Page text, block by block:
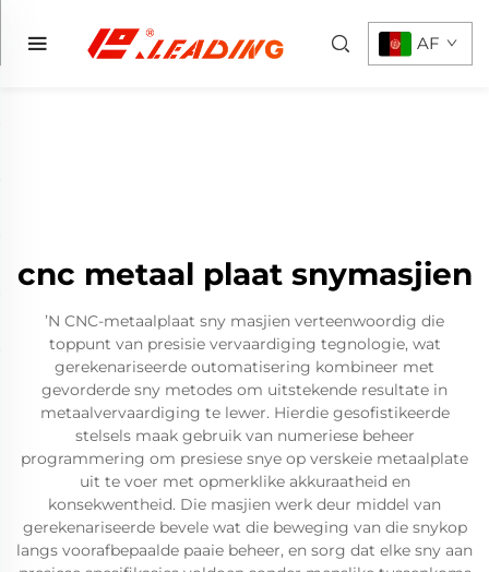
AF
cnc metaal plaat snymasjien
ʼN CNC-metaalplaat sny masjien verteenwoordig die
toppunt van presisie vervaardiging tegnologie, wat
gerekenariseerde outomatisering kombineer met
gevorderde sny metodes om uitstekende resultate in
metaalvervaardiging te lewer. Hierdie gesofistikeerde
stelsels maak gebruik van numeriese beheer
programmering om presiese snye op verskeie metaalplate
uit te voer met opmerklike akkuraatheid en
konsekwentheid. Die masjien werk deur middel van
gerekenariseerde bevele wat die beweging van die snykop
langs voorafbepaalde paaie beheer, en sorg dat elke sny aan